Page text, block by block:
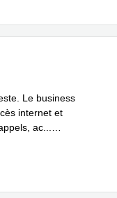
Le business
internet et
ac